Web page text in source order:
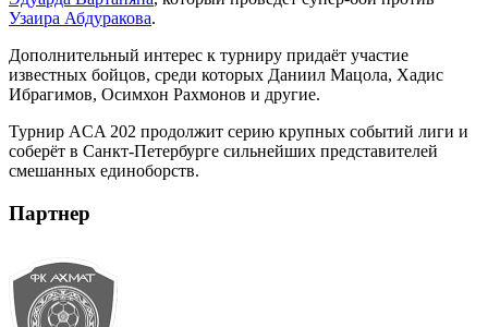
Узаира Абдуракова.
Дополнительный интерес к турниру придаёт участие
известных бойцов, среди которых Даниил Мацола, Хадис
Ибрагимов, Осимхон Рахмонов и другие.
Турнир ACA 202 продолжит серию крупных событий лиги и
соберёт в Санкт-Петербурге сильнейших представителей
смешанных единоборств.
Партнер